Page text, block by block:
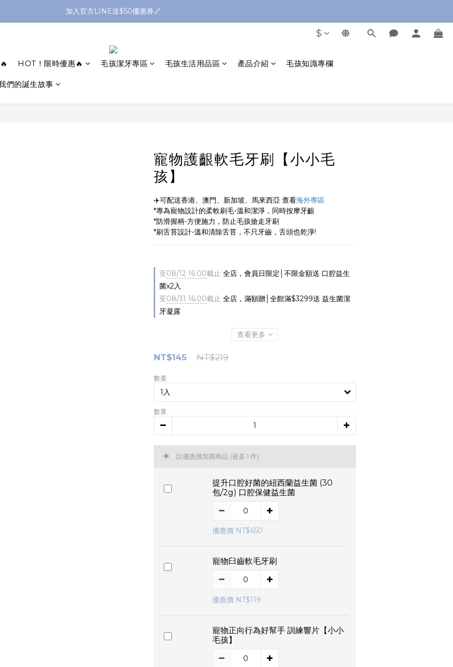
全館滿1299送平頭牙刷🪥滿2299送購物金$200
加入官方LINE送$50優惠券🔗
$
HOT！限時優惠🔥 毛孩潔牙專區 毛孩生活用品區 產品介紹 毛孩知識專欄
們的誕生故事
寵物護齦軟毛牙刷【小小毛
孩】
✈️可配送香港、澳門、新加坡、馬來西亞 查看海外專區
*專為寵物設計的柔軟刷毛-溫和潔淨，同時按摩牙齦
*防滑握柄-方便施力，防止毛孩搶走牙刷
*刷舌苔設計-溫和清除舌苔，不只牙齒，舌頭也乾淨!
至08/12 16:00截止 全店，會員日限定│不限金額送 口腔益生
菌x2入
至08/31 16:00截止 全店，滿額贈│全館滿$3299送 益生菌潔
牙凝露
查看更多
NT$219
NT$145
數量
數量
以優惠價加購商品 (最多 1 件)
提升口腔好菌的紐西蘭益生菌 (30
包/2g) 口腔保健益生菌
優惠價 NT$650
寵物臼齒軟毛牙刷
優惠價 NT$119
寵物正向行為好幫手 訓練響片【小小
毛孩】